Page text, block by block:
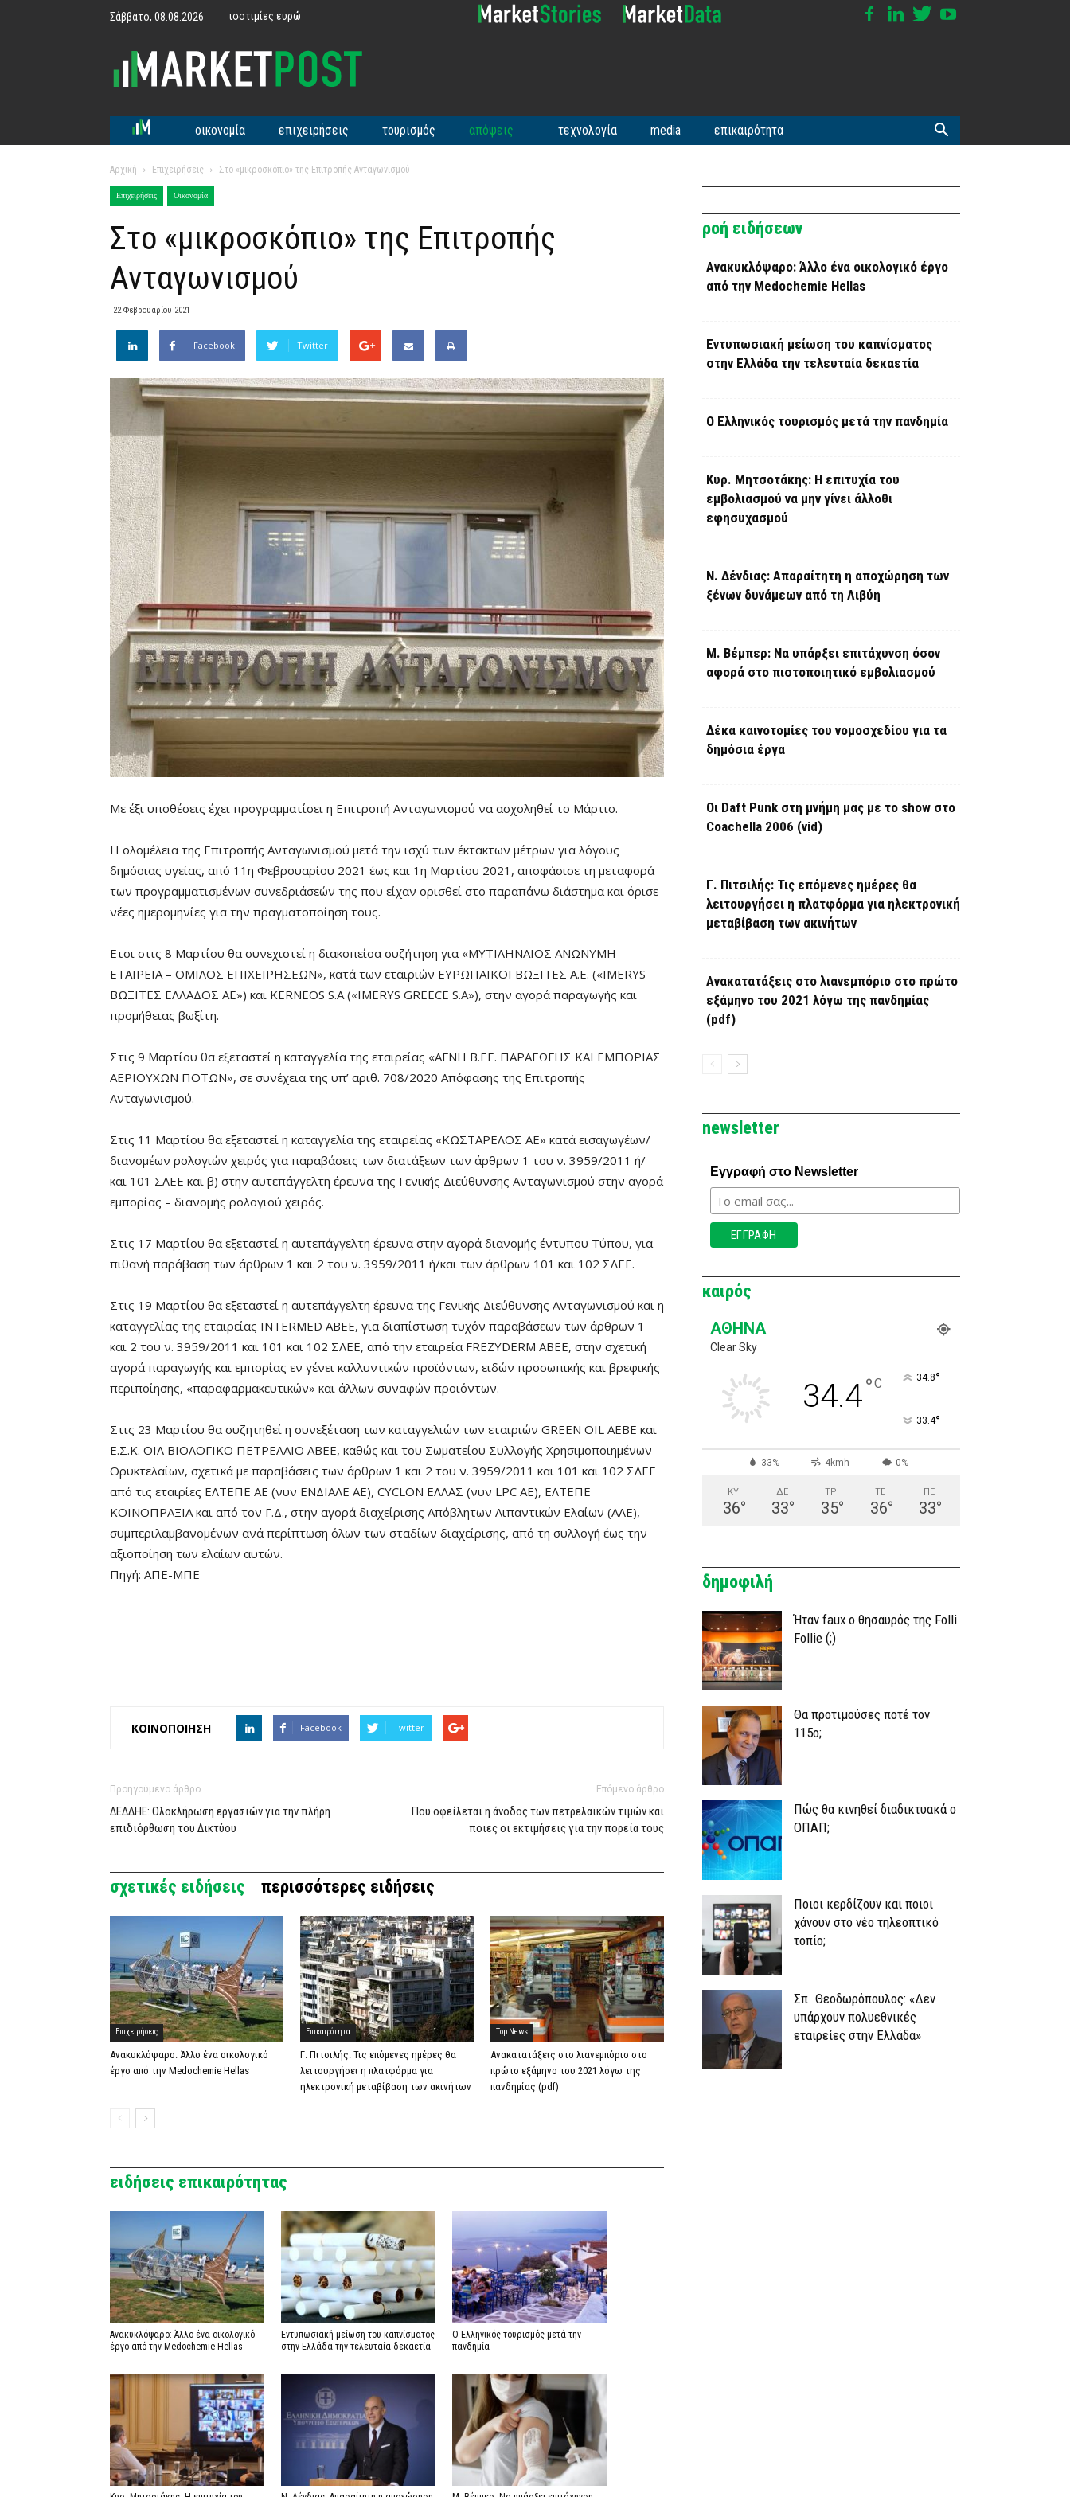
Σάββατο, 08.08.2026 ισοτιμίες ευρώ
οικονομία επιχειρήσεις τουρισμός απόψεις τεχνολογία media επικαιρότητα
Αρχική Επιχειρήσεις Στο «μικροσκόπιο» της Επιτροπής Ανταγωνισμού
Επιχειρήσεις Οικονομία
Στο «μικροσκόπιο» της Επιτροπής
Ανταγωνισμού
22 Φεβρουαρίου 2021
Facebook Twitter
Με έξι υποθέσεις έχει προγραμματίσει η Επιτροπή Ανταγωνισμού να ασχοληθεί το Μάρτιο.
Η ολομέλεια της Επιτροπής Ανταγωνισμού μετά την ισχύ των έκτακτων μέτρων για λόγους
δημόσιας υγείας, από 11η Φεβρουαρίου 2021 έως και 1η Μαρτίου 2021, αποφάσισε τη μεταφορά
των προγραμματισμένων συνεδριάσεών της που είχαν ορισθεί στο παραπάνω διάστημα και όρισε
νέες ημερομηνίες για την πραγματοποίηση τους.
Ετσι στις 8 Μαρτίου θα συνεχιστεί η διακοπείσα συζήτηση για «ΜΥΤΙΛΗΝΑΙΟΣ ΑΝΩΝΥΜΗ
ΕΤΑΙΡΕΙΑ – ΟΜΙΛΟΣ ΕΠΙΧΕΙΡΗΣΕΩΝ», κατά των εταιριών ΕΥΡΩΠΑΪΚΟΙ ΒΩΞΙΤΕΣ Α.Ε. («IMERYS
ΒΩΞΙΤΕΣ ΕΛΛΑΔΟΣ ΑΕ») και KERNEOS S.A («IMERYS GREECE S.A»), στην αγορά παραγωγής και
προμήθειας βωξίτη.
Στις 9 Μαρτίου θα εξεταστεί η καταγγελία της εταιρείας «ΑΓΝΗ Β.ΕΕ. ΠΑΡΑΓΩΓΗΣ ΚΑΙ ΕΜΠΟΡΙΑΣ
ΑΕΡΙΟΥΧΩΝ ΠΟΤΩΝ», σε συνέχεια της υπ’ αριθ. 708/2020 Απόφασης της Επιτροπής
Ανταγωνισμού.
Στις 11 Μαρτίου θα εξεταστεί η καταγγελία της εταιρείας «ΚΩΣΤΑΡΕΛΟΣ ΑΕ» κατά εισαγωγέων/
διανομέων ρολογιών χειρός για παραβάσεις των διατάξεων των άρθρων 1 του ν. 3959/2011 ή/
και 101 ΣΛΕΕ και β) στην αυτεπάγγελτη έρευνα της Γενικής Διεύθυνσης Ανταγωνισμού στην αγορά
εμπορίας – διανομής ρολογιού χειρός.
Στις 17 Μαρτίου θα εξεταστεί η αυτεπάγγελτη έρευνα στην αγορά διανομής έντυπου Τύπου, για
πιθανή παράβαση των άρθρων 1 και 2 του ν. 3959/2011 ή/και των άρθρων 101 και 102 ΣΛΕΕ.
Στις 19 Μαρτίου θα εξεταστεί η αυτεπάγγελτη έρευνα της Γενικής Διεύθυνσης Ανταγωνισμού και η
καταγγελίας της εταιρείας INTERMED ΑΒΕΕ, για διαπίστωση τυχόν παραβάσεων των άρθρων 1
και 2 του ν. 3959/2011 και 101 και 102 ΣΛΕΕ, από την εταιρεία FREZYDERM ΑΒΕΕ, στην σχετική
αγορά παραγωγής και εμπορίας εν γένει καλλυντικών προϊόντων, ειδών προσωπικής και βρεφικής
περιποίησης, «παραφαρμακευτικών» και άλλων συναφών προϊόντων.
Στις 23 Μαρτίου θα συζητηθεί η συνεξέταση των καταγγελιών των εταιριών GREEN OIL ΑΕΒΕ και
Ε.Σ.Κ. ΟΙΛ ΒΙΟΛΟΓΙΚΟ ΠΕΤΡΕΛΑΙΟ ΑΒΕΕ, καθώς και του Σωματείου Συλλογής Χρησιμοποιημένων
Ορυκτελαίων, σχετικά με παραβάσεις των άρθρων 1 και 2 του ν. 3959/2011 και 101 και 102 ΣΛΕΕ
από τις εταιρίες ΕΛΤΕΠΕ ΑΕ (νυν ΕΝΔΙΑΛΕ ΑΕ), CYCLON ΕΛΛΑΣ (νυν LPC ΑΕ), ΕΛΤΕΠΕ
ΚΟΙΝΟΠΡΑΞΙΑ και από τον Γ.Δ., στην αγορά διαχείρισης Απόβλητων Λιπαντικών Ελαίων (ΑΛΕ),
συμπεριλαμβανομένων ανά περίπτωση όλων των σταδίων διαχείρισης, από τη συλλογή έως την
αξιοποίηση των ελαίων αυτών.
Πηγή: ΑΠΕ-ΜΠΕ
ΚΟΙΝΟΠΟΙΗΣΗ Facebook Twitter
Προηγούμενο άρθρο
ΔΕΔΔΗΕ: Ολοκλήρωση εργασιών για την πλήρη
επιδιόρθωση του Δικτύου
Επόμενο άρθρο
Που οφείλεται η άνοδος των πετρελαϊκών τιμών και
ποιες οι εκτιμήσεις για την πορεία τους
σχετικές ειδήσεις περισσότερες ειδήσεις
Επιχειρήσεις
Ανακυκλόψαρο: Άλλο ένα οικολογικό
έργο από την Medochemie Hellas
Επικαιρότητα
Γ. Πιτσιλής: Τις επόμενες ημέρες θα
λειτουργήσει η πλατφόρμα για
ηλεκτρονική μεταβίβαση των ακινήτων
Top News
Ανακατατάξεις στο λιανεμπόριο στο
πρώτο εξάμηνο του 2021 λόγω της
πανδημίας (pdf)
ειδήσεις επικαιρότητας
Ανακυκλόψαρο: Άλλο ένα οικολογικό
έργο από την Medochemie Hellas
Εντυπωσιακή μείωση του καπνίσματος
στην Ελλάδα την τελευταία δεκαετία
Ο Ελληνικός τουρισμός μετά την
πανδημία
ροή ειδήσεων
Ανακυκλόψαρο: Άλλο ένα οικολογικό έργο
από την Medochemie Hellas
Εντυπωσιακή μείωση του καπνίσματος
στην Ελλάδα την τελευταία δεκαετία
Ο Ελληνικός τουρισμός μετά την πανδημία
Κυρ. Μητσοτάκης: Η επιτυχία του
εμβολιασμού να μην γίνει άλλοθι
εφησυχασμού
Ν. Δένδιας: Απαραίτητη η αποχώρηση των
ξένων δυνάμεων από τη Λιβύη
Μ. Βέμπερ: Να υπάρξει επιτάχυνση όσον
αφορά στο πιστοποιητικό εμβολιασμού
Δέκα καινοτομίες του νομοσχεδίου για τα
δημόσια έργα
Οι Daft Punk στη μνήμη μας με το show στο
Coachella 2006 (vid)
Γ. Πιτσιλής: Τις επόμενες ημέρες θα
λειτουργήσει η πλατφόρμα για ηλεκτρονική
μεταβίβαση των ακινήτων
Ανακατατάξεις στο λιανεμπόριο στο πρώτο
εξάμηνο του 2021 λόγω της πανδημίας
(pdf)
newsletter
Εγγραφή στο Newsletter
καιρός
ΑΘΉΝΑ
Clear Sky
34.4°C 34.8°
33.4°
33% 4kmh 0%
ΚΥ
36°
ΔΕ
33°
ΤΡ
35°
ΤΕ
36°
ΠΕ
33°
δημοφιλή
Ήταν faux ο θησαυρός της Folli
Follie (;)
Θα προτιμούσες ποτέ τον
115ο;
Πώς θα κινηθεί διαδικτυακά ο
ΟΠΑΠ;
Ποιοι κερδίζουν και ποιοι
χάνουν στο νέο τηλεοπτικό
τοπίο;
Σπ. Θεοδωρόπουλος: «Δεν
υπάρχουν πολυεθνικές
εταιρείες στην Ελλάδα»